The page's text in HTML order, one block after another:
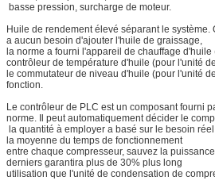
basse pression, surcharge de moteur.
Huile de rendement élevé séparant le système.
a aucun besoin d'ajouter l'huile de graissage,
la norme a fourni l'appareil de chauffage d'huile
contrôleur de température d'huile (pour l'unité
le commutateur de niveau d'huile (pour l'unité
fonction.
Le contrôleur de PLC est un composant fourni
norme. Il peut automatiquement décider le
la quantité à employer a basé sur le besoin
la moyenne du temps de fonctionnement
entre chaque compresseur, sauvez la
derniers garantira plus de 30% plus long
utilisation que l'unité de condensation de